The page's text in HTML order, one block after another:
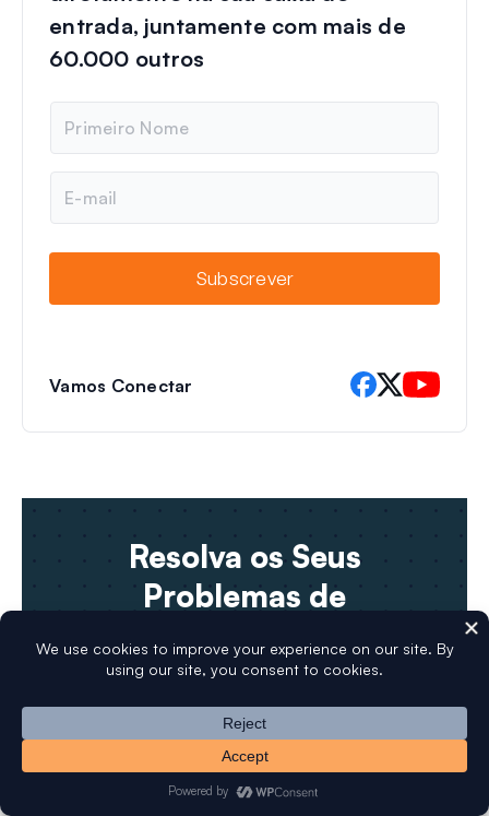
entrada, juntamente com mais de
60.000 outros
m
e
m
Subscrever
Vamos Conectar
Resolva os Seus
Problemas de
Entregabilidade de Email
enviar confiavelmente os seus e-mails
WordPress.